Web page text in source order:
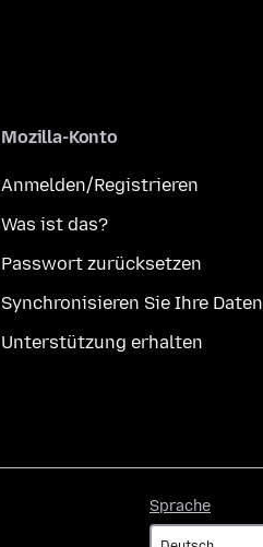
Mozilla-Konto
Anmelden/Registrieren
Was ist das?
Passwort zurücksetzen
Synchronisieren Sie Ihre Daten
Unterstützung erhalten
Sprache